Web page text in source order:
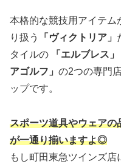
本格的な競技用アイテム
り扱う
「ヴィクトリア」
タイルの
「エルブレス」
アゴルフ」 の2つの専門
ップです。
スポーツ道具やウェアの
が一通り揃いますよ◎
もし町田東急ツインズ